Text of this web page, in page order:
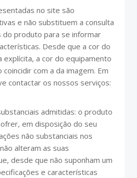
no site são
e não substituem a consulta
do produto para se informar
Desde que a cor do
a cor do equipamento
com a da imagem. Em
contactar os nossos serviços:
admitidas: o produto
em disposição do seu
não substanciais nos
alteram as suas
desde que não suponham um
e características